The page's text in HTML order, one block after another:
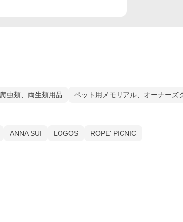
爬虫類、両生類用品 ペット用メモリアル、オーナーズ
ANNA SUI LOGOS ROPE' PICNIC